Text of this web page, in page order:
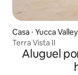
Casa ⋅ Yucca Valley
Terra Vista II
Aluguel